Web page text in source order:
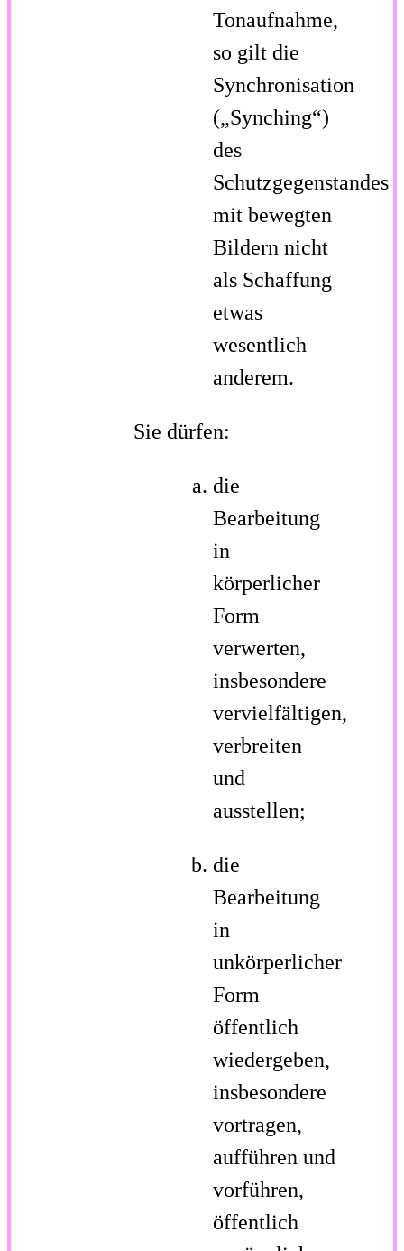
Tonaufnahme,
so gilt die
Synchronisation
(„Synching“)
des
Schutzgegenstandes
mit bewegten
Bildern nicht
als Schaffung
etwas
wesentlich
anderem.
Sie dürfen:
die
Bearbeitung
in
körperlicher
Form
verwerten,
insbesondere
vervielfältigen,
verbreiten
und
ausstellen;
die
Bearbeitung
in
unkörperlicher
Form
öffentlich
wiedergeben,
insbesondere
vortragen,
aufführen und
vorführen,
öffentlich